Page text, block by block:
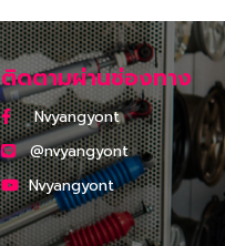
ติดตามผ่านช่องทาง
Nvyangyont
@nvyangyont
Nvyangyont